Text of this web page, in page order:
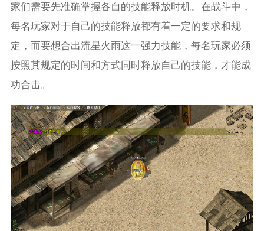
家们需要先准确掌握各自的技能释放时机。在战斗中，
每名玩家对于自己的技能释放都有着一定的要求和规
定，而要想合出流星火雨这一强力技能，每名玩家必须
按照其规定的时间和方式同时释放自己的技能，才能成
功合击。